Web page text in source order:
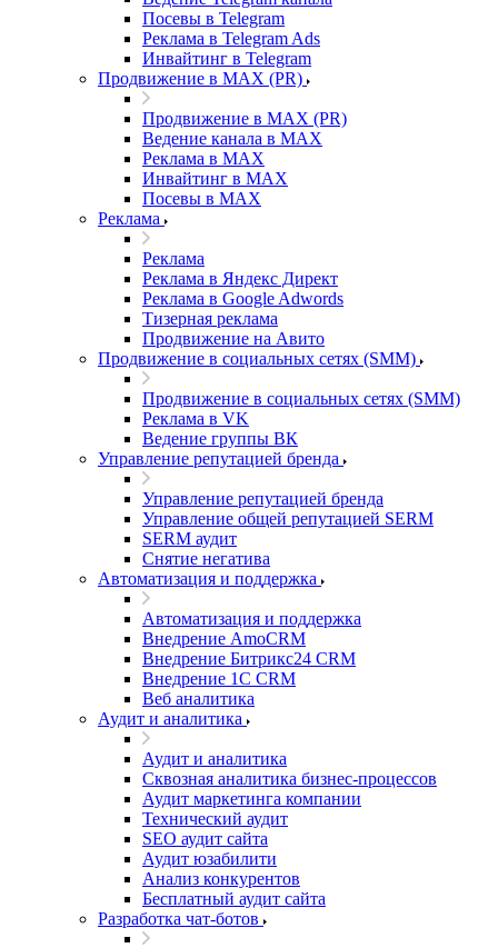
Посевы в Telegram
Реклама в Telegram Ads
Инвайтинг в Telegram
Продвижение в MAX (PR)
Продвижение в MAX (PR)
Ведение канала в MAX
Реклама в MAX
Инвайтинг в MAX
Посевы в MAX
Реклама
Реклама
Реклама в Яндекс Директ
Реклама в Google Adwords
Тизерная реклама
Продвижение на Авито
Продвижение в социальных сетях (SMM)
Продвижение в социальных сетях (SMM)
Реклама в VK
Ведение группы ВК
Управление репутацией бренда
Управление репутацией бренда
Управление общей репутацией SERM
SERM аудит
Снятие негатива
Автоматизация и поддержка
Автоматизация и поддержка
Внедрение AmoCRM
Внедрение Битрикс24 CRM
Внедрение 1C CRM
Веб аналитика
Аудит и аналитика
Аудит и аналитика
Сквозная аналитика бизнес-процессов
Аудит маркетинга компании
Технический аудит
SEO аудит сайта
Аудит юзабилити
Анализ конкурентов
Бесплатный аудит сайта
Разработка чат-ботов